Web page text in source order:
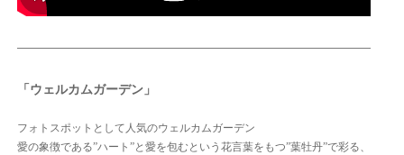
「ウェルカムガーデン」
フォトスポットとして人気のウェルカムガーデン
愛の象徴である”ハート”と愛を包むという花言葉をもつ”葉牡丹”で彩る、